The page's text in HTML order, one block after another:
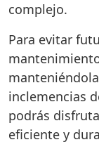
complejo.
Para evitar
inclemencias
podrás
eficiente y